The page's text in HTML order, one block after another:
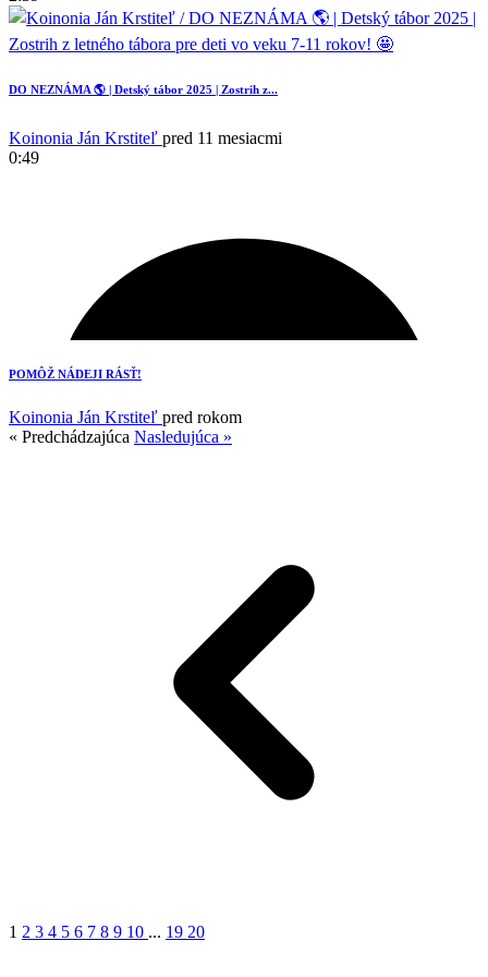
DO NEZNÁMA 🌎 | Detský tábor 2025 | Zostrih z...
Koinonia Ján Krstiteľ pred 11 mesiacmi
0:49
POMÔŽ NÁDEJI RÁSŤ!
Koinonia Ján Krstiteľ pred rokom
« Predchádzajúca Nasledujúca »
1 2 3 4 5 6 7 8 9 10 ... 19 20